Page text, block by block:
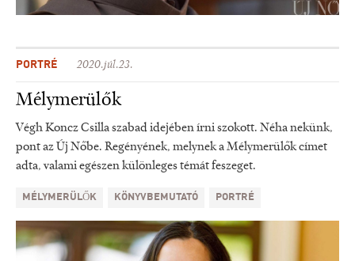
PORTRÉ 2020.júl.23.
Mélymerülők
Végh Koncz Csilla szabad idejében írni szokott. Néha nekünk,
pont az Új Nőbe. Regényének, melynek a Mélymerülők címet
adta, valami egészen különleges témát feszeget.
MÉLYMERÜLŐK KÖNYVBEMUTATÓ PORTRÉ